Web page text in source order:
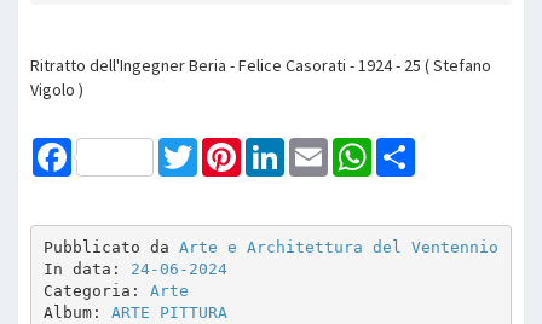
Ritratto dell'Ingegner Beria - Felice Casorati - 1924 - 25 ( Stefano
Vigolo )
Facebook TwitterPinterestLinkedInEmail WhatsApp
Pubblicato da Arte e Architettura del Ventennio
In data: 24-06-2024
Categoria: Arte
Album: ARTE PITTURA